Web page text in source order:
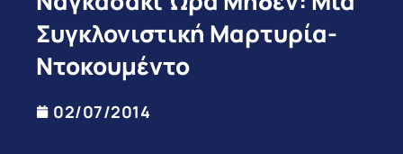
Συγκλονιστική Μαρτυρία-
Ντοκουμέντο
02/07/2014